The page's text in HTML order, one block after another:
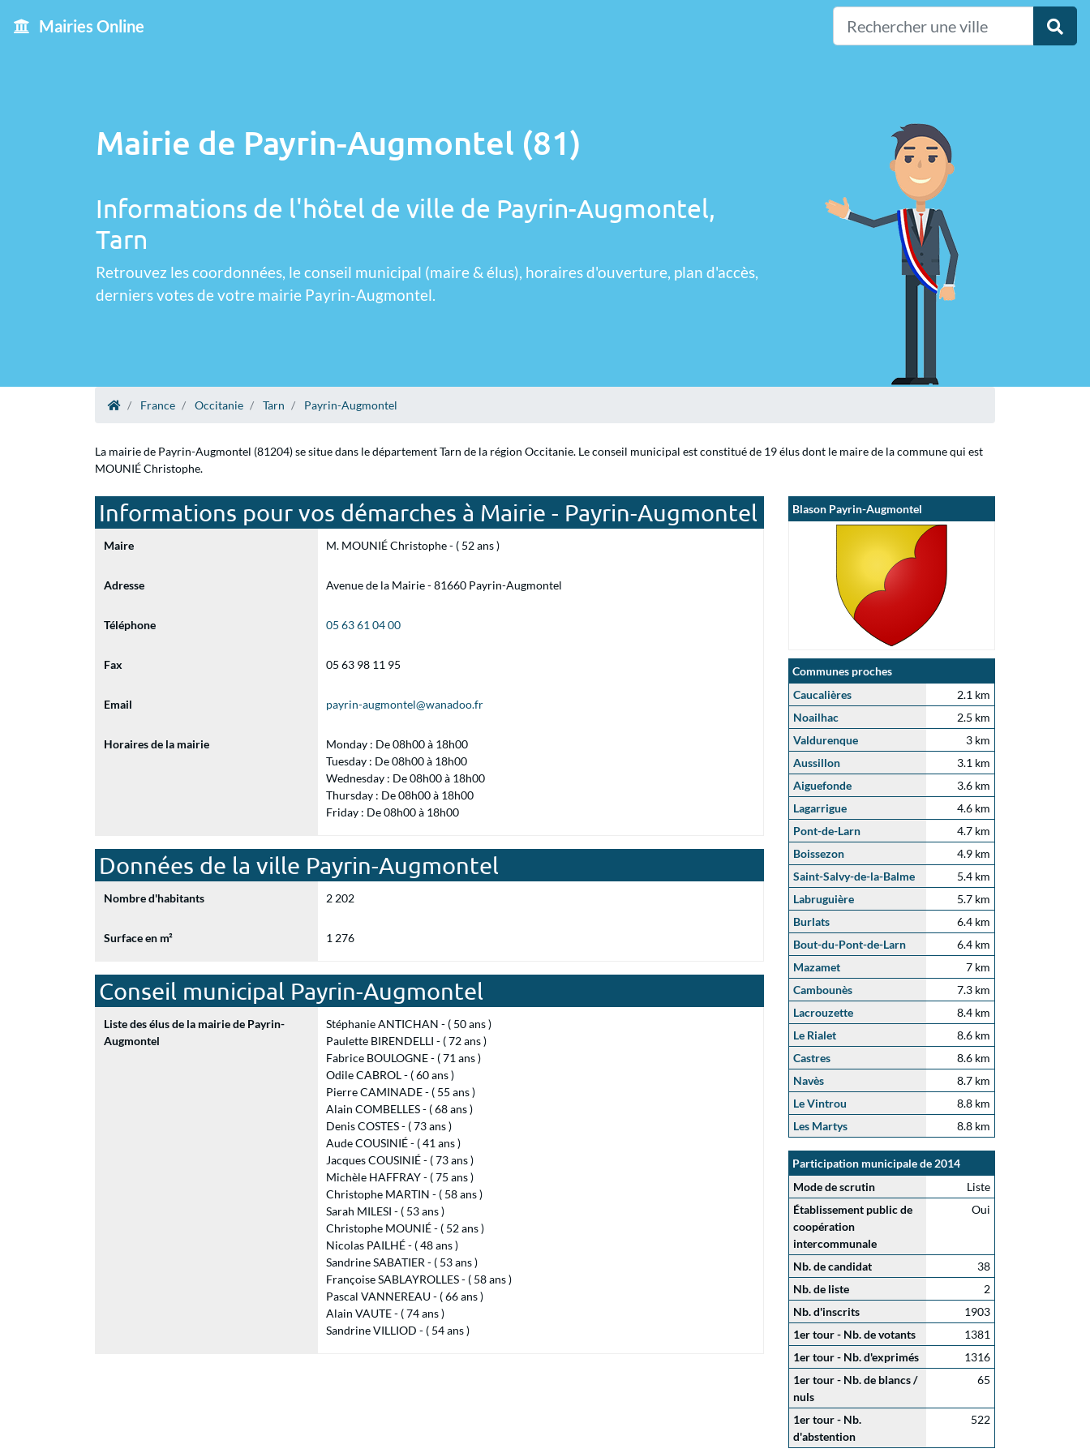
Mairies Online
Mairie de Payrin-Augmontel (81)
Informations de l'hôtel de ville de Payrin-Augmontel,
Tarn
Retrouvez les coordonnées, le conseil municipal (maire & élus), horaires d'ouverture, plan d'accès,
derniers votes de votre mairie Payrin-Augmontel.
France Occitanie Tarn Payrin-Augmontel
La mairie de Payrin-Augmontel (81204) se situe dans le département Tarn de la région Occitanie. Le conseil municipal est constitué de 19 élus dont le maire de la commune qui est
MOUNIÉ Christophe.
Informations pour vos démarches à Mairie - Payrin-Augmontel
Maire M. MOUNIÉ Christophe - ( 52 ans )
Adresse Avenue de la Mairie - 81660 Payrin-Augmontel
Téléphone 05 63 61 04 00
Fax 05 63 98 11 95
Email payrin-augmontel@wanadoo.fr
Horaires de la mairie
Monday : De 08h00 à 18h00
Tuesday : De 08h00 à 18h00
Wednesday : De 08h00 à 18h00
Thursday : De 08h00 à 18h00
Friday : De 08h00 à 18h00
Données de la ville Payrin-Augmontel
Nombre d'habitants 2 202
Surface en m² 1 276
Conseil municipal Payrin-Augmontel
Liste des élus de la mairie de Payrin-
Augmontel
Stéphanie ANTICHAN - ( 50 ans )
Paulette BIRENDELLI - ( 72 ans )
Fabrice BOULOGNE - ( 71 ans )
Odile CABROL - ( 60 ans )
Pierre CAMINADE - ( 55 ans )
Alain COMBELLES - ( 68 ans )
Denis COSTES - ( 73 ans )
Aude COUSINIÉ - ( 41 ans )
Jacques COUSINIÉ - ( 73 ans )
Michèle HAFFRAY - ( 75 ans )
Christophe MARTIN - ( 58 ans )
Sarah MILESI - ( 53 ans )
Christophe MOUNIÉ - ( 52 ans )
Nicolas PAILHÉ - ( 48 ans )
Sandrine SABATIER - ( 53 ans )
Françoise SABLAYROLLES - ( 58 ans )
Pascal VANNEREAU - ( 66 ans )
Alain VAUTE - ( 74 ans )
Sandrine VILLIOD - ( 54 ans )
Blason Payrin-Augmontel
Communes proches
Caucalières
2.1 km
Noailhac
2.5 km
Valdurenque
3 km
Aussillon
3.1 km
Aiguefonde
3.6 km
Lagarrigue
4.6 km
Pont-de-Larn
4.7 km
Boissezon
4.9 km
Saint-Salvy-de-la-Balme
5.4 km
Labruguière
5.7 km
Burlats
6.4 km
Bout-du-Pont-de-Larn
6.4 km
Mazamet
7 km
Cambounès
7.3 km
Lacrouzette
8.4 km
Le Rialet
8.6 km
Castres
8.6 km
Navès
8.7 km
Le Vintrou
8.8 km
Les Martys
8.8 km
Participation municipale de 2014
Mode de scrutin
Liste
Établissement public de
coopération
intercommunale
Oui
Nb. de candidat
38
Nb. de liste
2
Nb. d'inscrits
1903
1er tour - Nb. de votants
1381
1er tour - Nb. d'exprimés
1316
1er tour - Nb. de blancs /
nuls
65
1er tour - Nb.
d'abstention
522